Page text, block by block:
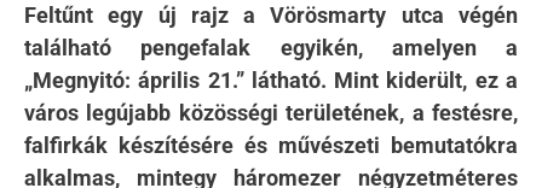
Feltűnt egy új rajz a Vörösmarty utca végén
található pengefalak egyikén, amelyen a
„Megnyitó: április 21.” látható. Mint kiderült, ez a
város legújabb közösségi területének, a festésre,
falfirkák készítésére és művészeti bemutatókra
alkalmas, mintegy háromezer négyzetméteres